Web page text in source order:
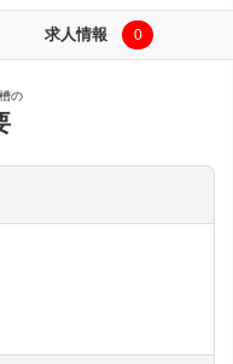
求人情報 0
の